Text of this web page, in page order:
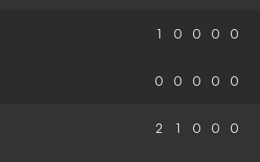
1 0 0 0 0
0 0 0 0 0
2 1 0 0 0